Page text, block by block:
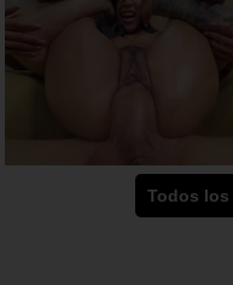
Todos